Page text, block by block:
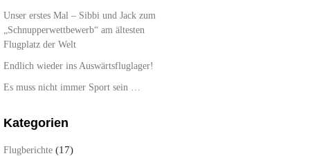
Unser erstes Mal – Sibbi und Jack zum
„Schnupperwettbewerb“ am ältesten
Flugplatz der Welt
Endlich wieder ins Auswärtsfluglager!
Es muss nicht immer Sport sein …
Kategorien
Flugberichte (17)